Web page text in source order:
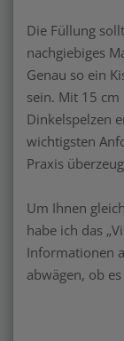
Die Füllung
nachgiebiges
Genau so ein
sein. Mit 15
Dinkelspelzen
wichtigsten
Praxis
Um Ihnen
habe ich das
Informationen
abwägen, ob